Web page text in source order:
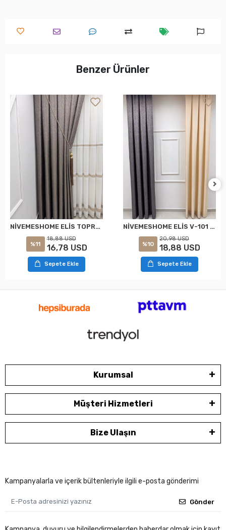
Benzer Ürünler
NİVEMESHOME ELİS TOPRAK FON PERDE 1/3 SIK PİLELİ PERDE APM
%11
18,88 USD
16,78 USD
Sepete Ekle
NİVEMESHOME ELİS V-101 FON PERDE 1/3 SIK PİLELİ PERDE APM
%10
20,98 USD
18,88 USD
Sepete Ekle
Kurumsal
Müşteri Hizmetleri
Bize Ulaşın
Kampanyalarla ve içerik bültenleriyle ilgili e-posta gönderimi
Gönder